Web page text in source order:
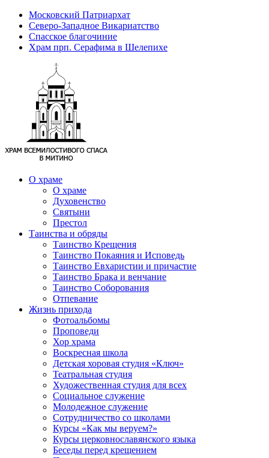
Московский Патриархат
Северо-Западное Викариатство
Спасское благочиние
Храм прп. Серафима в Шелепихе
О храме
О храме
Духовенство
Святыни
Престол
Таинства и обряды
Таинство Крещения
Таинство Покаяния и Исповедь
Таинство Евхаристии и причастие
Таинство Брака и венчание
Таинство Соборования
Отпевание
Жизнь прихода
Фотоальбомы
Проповеди
Хор храма
Воскресная школа
Детская хоровая студия «Ключ»
Театральная студия
Х​удожественная студия для всех
Социальное служение
Молодежное служение
Сотрудничество со школами
Курсы «Как мы веруем?»
Курсы церковнославянского языка
Беседы перед крещением